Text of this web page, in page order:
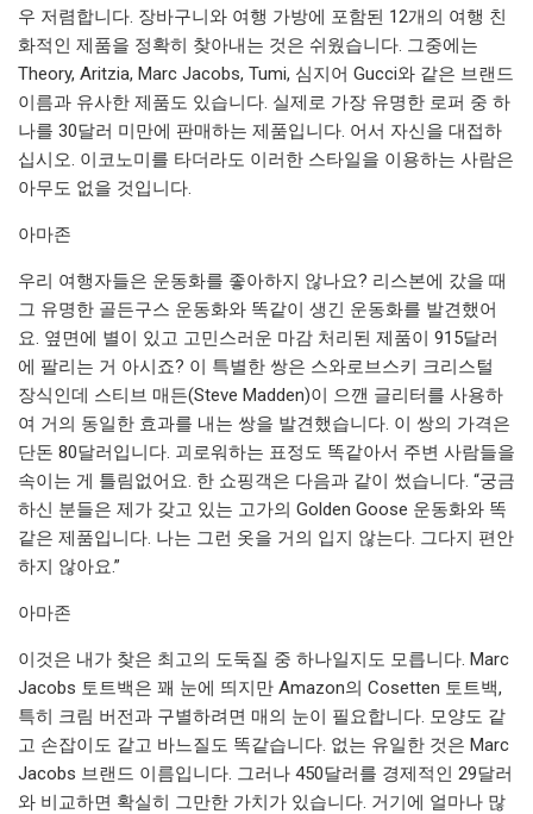
우 저렴합니다. 장바구니와 여행 가방에 포함된 12개의 여행 친
화적인 제품을 정확히 찾아내는 것은 쉬웠습니다. 그중에는
Theory, Aritzia, Marc Jacobs, Tumi, 심지어 Gucci와 같은 브랜드
이름과 유사한 제품도 있습니다. 실제로 가장 유명한 로퍼 중 하
나를 30달러 미만에 판매하는 제품입니다. 어서 자신을 대접하
십시오. 이코노미를 타더라도 이러한 스타일을 이용하는 사람은
아무도 없을 것입니다.
아마존
우리 여행자들은 운동화를 좋아하지 않나요? 리스본에 갔을 때
그 유명한 골든구스 운동화와 똑같이 생긴 운동화를 발견했어
요. 옆면에 별이 있고 고민스러운 마감 처리된 제품이 915달러
에 팔리는 거 아시죠? 이 특별한 쌍은 스와로브스키 크리스털
장식인데 스티브 매든(Steve Madden)이 으깬 글리터를 사용하
여 거의 동일한 효과를 내는 쌍을 발견했습니다. 이 쌍의 가격은
단돈 80달러입니다. 괴로워하는 표정도 똑같아서 주변 사람들을
속이는 게 틀림없어요. 한 쇼핑객은 다음과 같이 썼습니다. “궁금
하신 분들은 제가 갖고 있는 고가의 Golden Goose 운동화와 똑
같은 제품입니다. 나는 그런 옷을 거의 입지 않는다. 그다지 편안
하지 않아요.”
아마존
이것은 내가 찾은 최고의 도둑질 중 하나일지도 모릅니다. Marc
Jacobs 토트백은 꽤 눈에 띄지만 Amazon의 Cosetten 토트백,
특히 크림 버전과 구별하려면 매의 눈이 필요합니다. 모양도 같
고 손잡이도 같고 바느질도 똑같습니다. 없는 유일한 것은 Marc
Jacobs 브랜드 이름입니다. 그러나 450달러를 경제적인 29달러
와 비교하면 확실히 그만한 가치가 있습니다. 거기에 얼마나 많